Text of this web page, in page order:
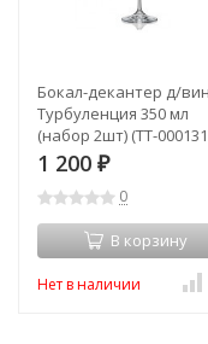
Бокал-декантер д/
Турбуленция 350 мл
(набор 2шт) (TT-
1 200 ₽
0
В корзину
Нет в наличии